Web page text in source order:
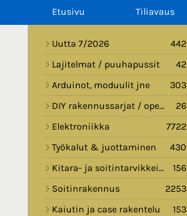
Etusivu Tiliavaus
Uutta 7/2026
442
Lajitelmat / puuhapussit
42
Arduinot, moduulit jne
303
DIY rakennussarjat / opetussarjat
26
Elektroniikka
7722
Työkalut & juottaminen
430
Kitara- ja soitintarvikkeita
156
Soitinrakennus
2253
Kaiutin ja case rakentelu
153